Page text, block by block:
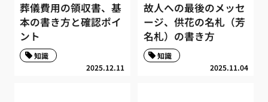
葬儀費用の領収書、基
本の書き方と確認ポイ
ント
2025.12.11
知識
故人への最後のメッセ
ージ、供花の名札（芳
名札）の書き方
2025.11.04
知識